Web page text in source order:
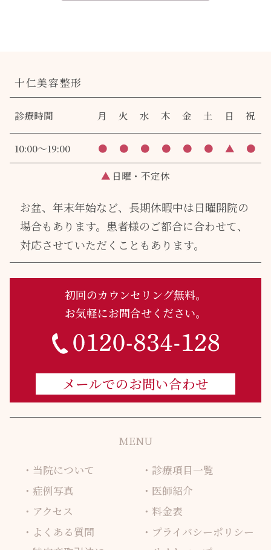
十仁美容整形
診療時間 月 火 水 木 金 土 日 祝
10:00～19:00 ● ● ● ● ● ● ▲ ●
▲ 日曜・不定休
お盆、年末年始など、長期休暇中は日曜開院の
場合もあります。 患者様のご都合に合わせて、
対応させていただくこともあります。
初回のカウンセリング無料。
お気軽にお問合せください。
メールでのお問い合わせ
MENU
当院について
診療項目一覧
症例写真
医師紹介
アクセス
料金表
よくある質問
プライバシーポリシー